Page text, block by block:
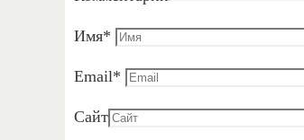
Имя*
Email*
Сайт